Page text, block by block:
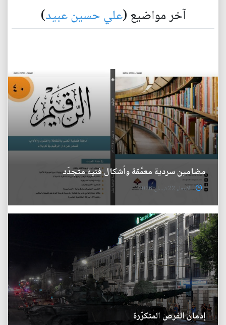
آخر مواضيع (علي حسين عبيد)
مضامين سردية معمَّقة وأشكال فنية متجدّد
الأربعاء 22 نيسان 2026
إدمان الفرص المتكرّرة